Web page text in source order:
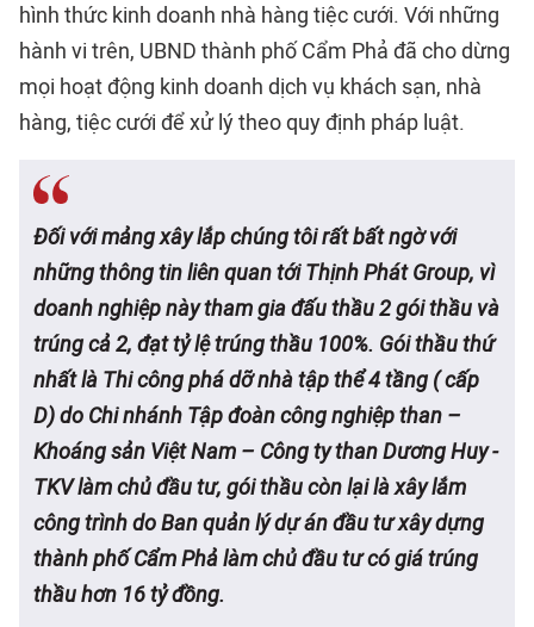
hình thức kinh doanh nhà hàng tiệc cưới. Với những
hành vi trên, UBND thành phố Cẩm Phả đã cho dừng
mọi hoạt động kinh doanh dịch vụ khách sạn, nhà
hàng, tiệc cưới để xử lý theo quy định pháp luật.
Đối với mảng xây lắp chúng tôi rất bất ngờ với
những thông tin liên quan tới Thịnh Phát Group, vì
doanh nghiệp này tham gia đấu thầu 2 gói thầu và
trúng cả 2, đạt tỷ lệ trúng thầu 100%. Gói thầu thứ
nhất là Thi công phá dỡ nhà tập thể 4 tầng ( cấp
D) do Chi nhánh Tập đoàn công nghiệp than –
Khoáng sản Việt Nam – Công ty than Dương Huy -
TKV làm chủ đầu tư, gói thầu còn lại là xây lắm
công trình do Ban quản lý dự án đầu tư xây dựng
thành phố Cẩm Phả làm chủ đầu tư có giá trúng
thầu hơn 16 tỷ đồng.